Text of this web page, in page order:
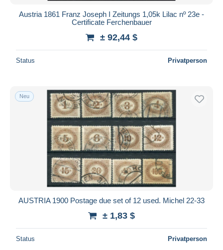
Austria 1861 Franz Joseph I Zeitungs 1,05k Lilac nº 23e -
Certificate Ferchenbauer
± 92,44 $
Status Privatperson
Neu
AUSTRIA 1900 Postage due set of 12 used. Michel 22-33
± 1,83 $
Status Privatperson